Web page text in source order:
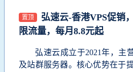
置顶
弘速云-香港VPS促销
限流量，每月8.8元起
弘速云成立于2021年，主营
及站群服务器。核心优势在于